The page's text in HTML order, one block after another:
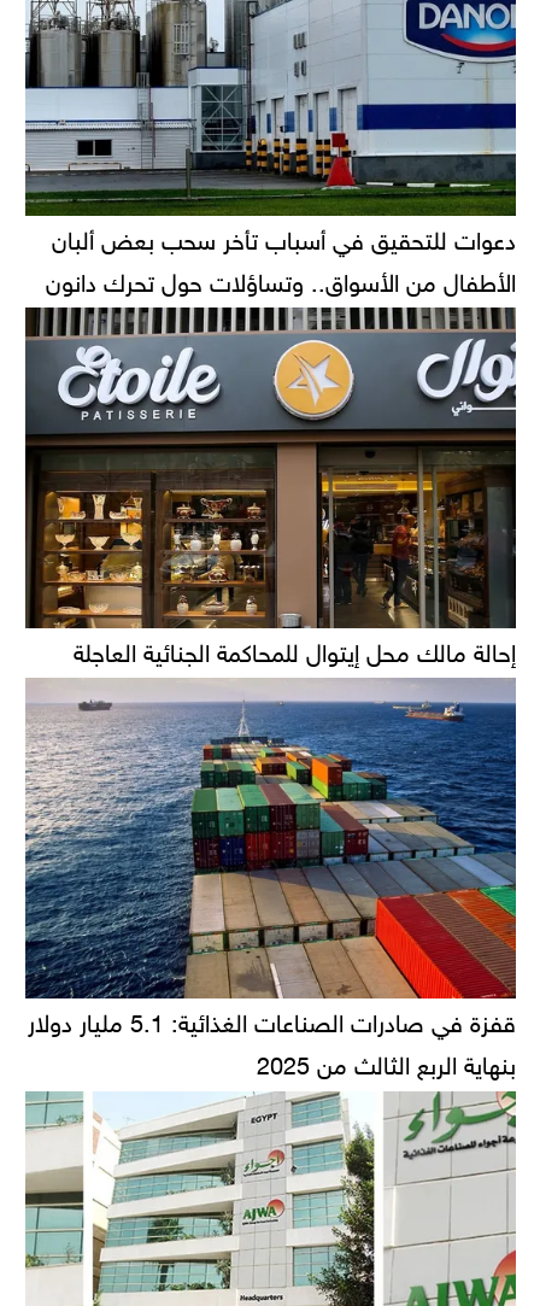
دعوات للتحقيق في أسباب تأخر سحب بعض ألبان
الأطفال من الأسواق.. وتساؤلات حول تحرك دانون
إحالة مالك محل إيتوال للمحاكمة الجنائية العاجلة
قفزة في صادرات الصناعات الغذائية: 5.1 مليار دولار
بنهاية الربع الثالث من 2025